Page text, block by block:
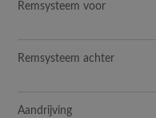
Remsysteem voor
Remsysteem achter
Aandrijving